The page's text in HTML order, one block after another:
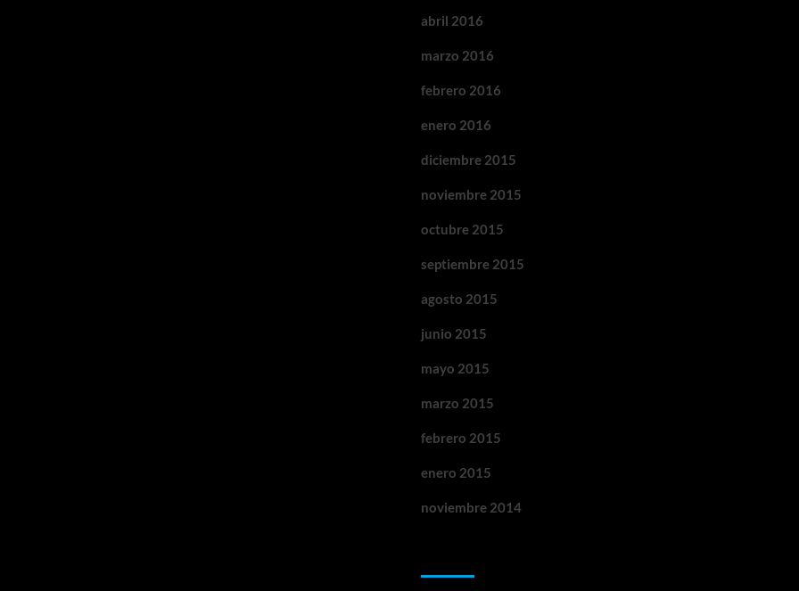
abril 2016
marzo 2016
febrero 2016
enero 2016
diciembre 2015
noviembre 2015
octubre 2015
septiembre 2015
agosto 2015
junio 2015
mayo 2015
marzo 2015
febrero 2015
enero 2015
noviembre 2014